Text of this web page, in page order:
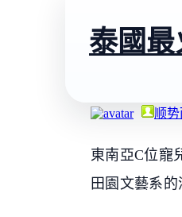
泰國
顺
東南亞C位寵
田園文藝系